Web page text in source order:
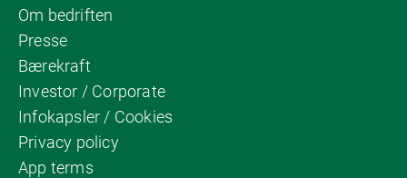
Om bedriften
Presse
Bærekraft
Investor / Corporate
Infokapsler / Cookies
Privacy policy
App terms